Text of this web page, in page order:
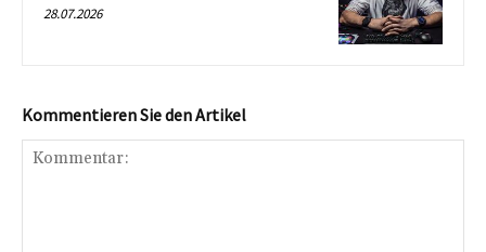
28.07.2026
Kommentieren Sie den Artikel